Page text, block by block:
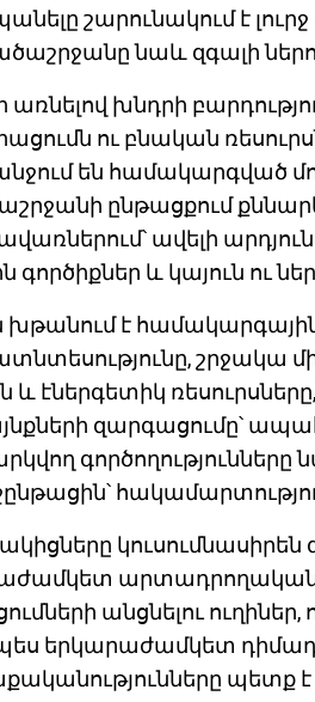
շարունակում է
նաև զգալի
առնելով խնդրի
ու բնական
են համակարգված
ընթացքում
ավելի
գործիքներ և կայուն ու
է համակարգային
շրջակա
և էներգետիկ
զարգացումը՝
գործողությունները
կուսումնասիրեն
անցնելու
երկարաժամկետ